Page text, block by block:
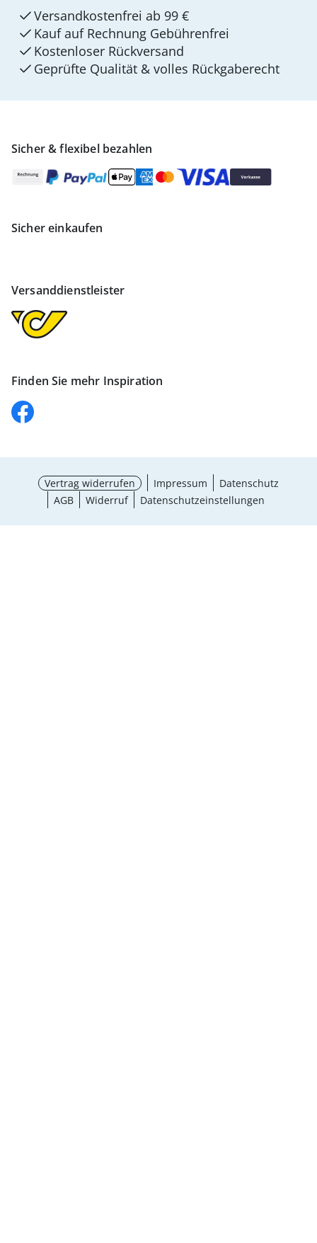
Sicher & flexibel bezahlen
Sicher einkaufen
Versanddienstleister
Finden Sie mehr Inspiration
Versandkostenfrei ab 99 €
Kauf auf Rechnung Gebührenfrei
Kostenloser Rückversand
Geprüfte Qualität & volles Rückgaberecht
Vertrag widerrufen Impressum
Datenschutz
AGB
Widerruf Datenschutzeinstellungen